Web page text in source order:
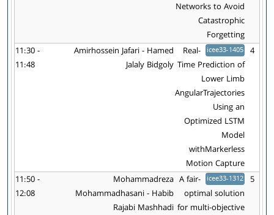
Networks to Avoid
Catastrophic
Forgetting
4
icee33-1405
Real-
Time Prediction of
Lower Limb
AngularTrajectories
Using an
Optimized LSTM
Model
withMarkerless
Motion Capture
Amirhossein Jafari - Hamed
Jalaly Bidgoly
11:30 -
11:48
5
icee33-1312
A fair-
optimal solution
for multi-objective
Mohammadreza
Mohammadhasani - Habib
Rajabi Mashhadi
11:50 -
12:08